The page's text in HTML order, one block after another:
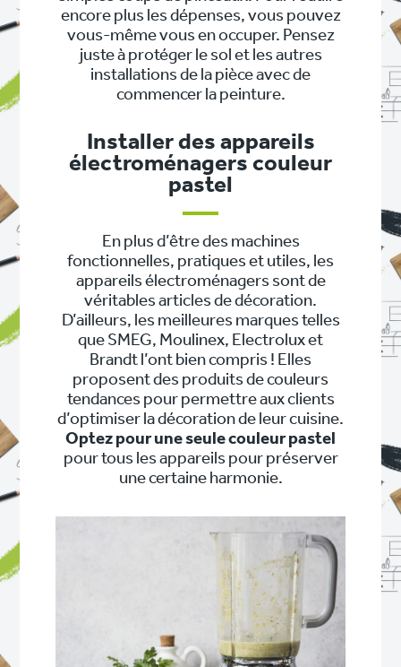
encore plus les dépenses, vous pouvez
vous-même vous en occuper. Pensez
juste à protéger le sol et les autres
installations de la pièce avec de
commencer la peinture.
Installer des appareils
électroménagers couleur
pastel
En plus d’être des machines
fonctionnelles, pratiques et utiles, les
appareils électroménagers sont de
véritables articles de décoration.
D’ailleurs, les meilleures marques telles
que SMEG, Moulinex, Electrolux et
Brandt l’ont bien compris ! Elles
proposent des produits de couleurs
tendances pour permettre aux clients
d’optimiser la décoration de leur cuisine.
Optez pour une seule couleur pastel
pour tous les appareils pour préserver
une certaine harmonie.